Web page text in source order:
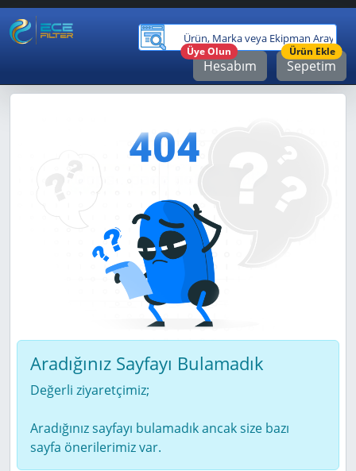
Hesabım
Üye Olun
Sepetim
Ürün Ekle
Aradığınız Sayfayı Bulamadık
Değerli ziyaretçimiz;
Aradığınız sayfayı bulamadık ancak size bazı
sayfa önerilerimiz var.